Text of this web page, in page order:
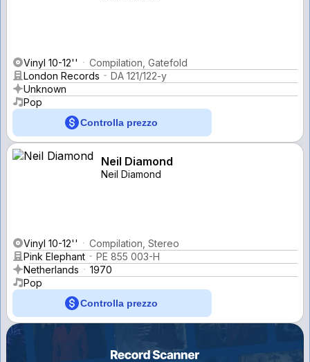
Vinyl 10-12''
Compilation, Gatefold
London Records
DA 121/122-y
Unknown
Pop
Controlla prezzo
Neil Diamond
Neil Diamond
Vinyl 10-12''
Compilation, Stereo
Pink Elephant
PE 855 003-H
Netherlands
1970
Pop
Controlla prezzo